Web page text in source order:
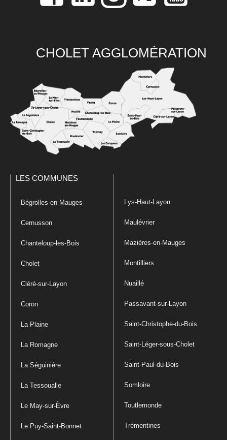
CHOLET AGGLOMÉRATION
LES COMMUNES
Bégrolles-en-Mauges
Cernusson
Chanteloup-les-Bois
Cholet
Cléré-sur-Layon
Coron
La Plaine
La Romagne
La Séguinière
La Tessoualle
Le May-sur-Èvre
Le Puy-Saint-Bonnet
Lys-Haut-Layon
Maulévrier
Mazières-en-Mauges
Montilliers
Nuaillé
Passavant-sur-Layon
Saint-Christophe-du-Bois
Saint-Léger-sous-Cholet
Saint-Paul-du-Bois
Somloire
Toutlemonde
Trémentines